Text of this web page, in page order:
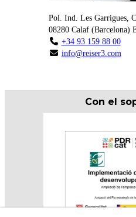
Pol. Ind. Les Garrigues,
08280 Calaf (Barcelona)
+34 93 159 88 00
info@reiser3.com
Con el